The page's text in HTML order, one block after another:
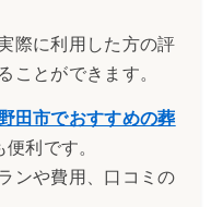
際に利用した方の評
ことができます。
田市でおすすめの葬
利です。
ンや費用、口コミの